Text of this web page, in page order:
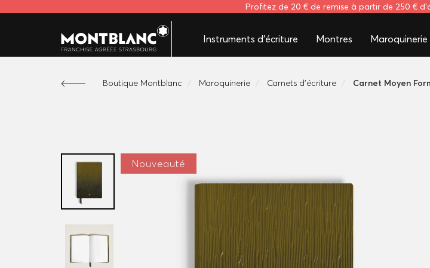
Profitez de 20 € de remise à partir de 250 €
Instruments d'écriture Montres Maroquinerie
Boutique Montblanc Maroquinerie Carnets d'écriture Carnet Moyen
Nouveauté